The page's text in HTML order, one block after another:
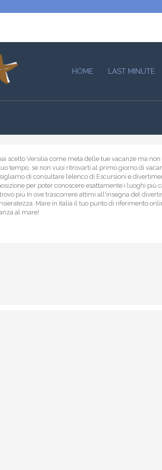
HOME LAST MINUTE
scelto Versilia come meta delle tue vacanze ma
tempo, se non vuoi ritrovarti al primo giorno di
di consultare l’elenco di Escursioni e
per poter conoscere esattamente i luoghi più
più In ove trascorrere attimi all'insegna del
Mare in italia il tuo punto di riferimento
al mare!